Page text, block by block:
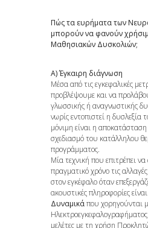
Πώς τα ευρήματα των
μπορούν να φανούν
Μαθησιακών Δυσκολιών;
Α) Έγκαιρη διάγνωση
Μέσα από τις εγκεφαλικές
προβλέψουμε και να
γλωσσικής ή αναγνωστικής
νωρίς εντοπιστεί η δυσλεξία
μόνιμη είναι η
σχεδιασμό του κατάλληλου
προγράμματος.
Μία τεχνική που επιτρέπει
πραγματικό χρόνο τις
στον εγκέφαλο όταν
ακουστικές πληροφορίες
Δυναμικάπου χορηγούνται
μελέτες με τη χρήση